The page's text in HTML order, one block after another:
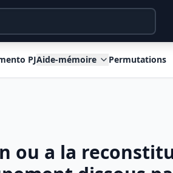
PJAide-mémoire Permutations
ou a la